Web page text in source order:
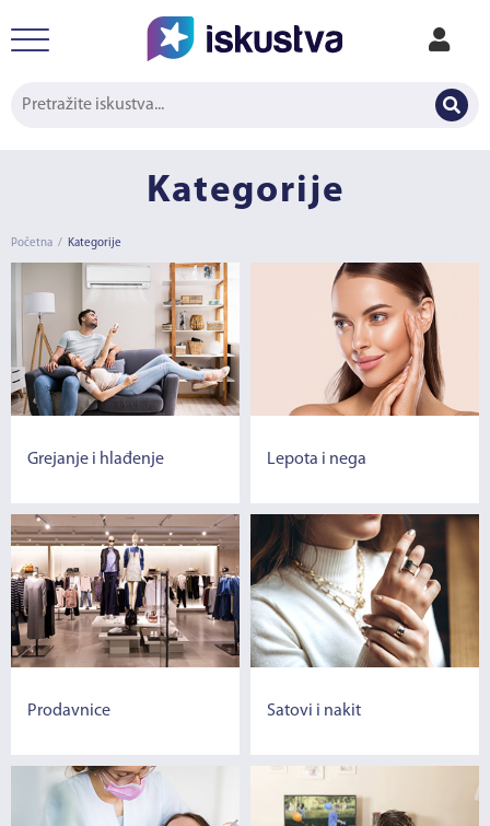
Kategorije
Početna / Kategorije
Grejanje i hlađenje Lepota i nega
Prodavnice Satovi i nakit